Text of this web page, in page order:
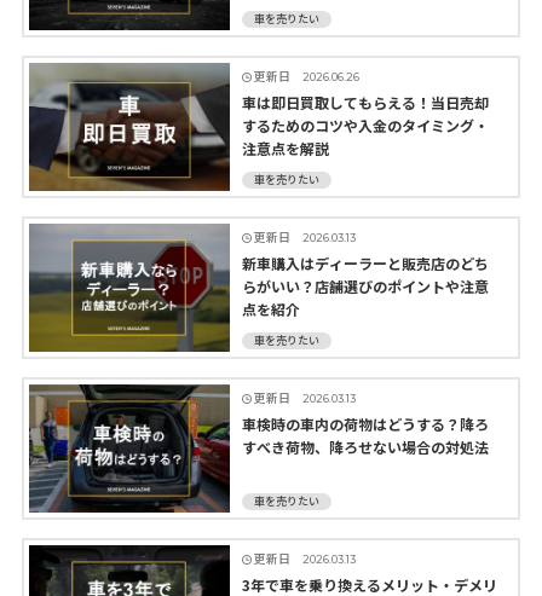
車を売りたい
更新日 2026.06.26
車は即日買取してもらえる！当日売却
するためのコツや入金のタイミング・
注意点を解説
車を売りたい
更新日 2026.03.13
新車購入はディーラーと販売店のどち
らがいい？店舗選びのポイントや注意
点を紹介
車を売りたい
更新日 2026.03.13
車検時の車内の荷物はどうする？降ろ
すべき荷物、降ろせない場合の対処法
車を売りたい
更新日 2026.03.13
3年で車を乗り換えるメリット・デメリ